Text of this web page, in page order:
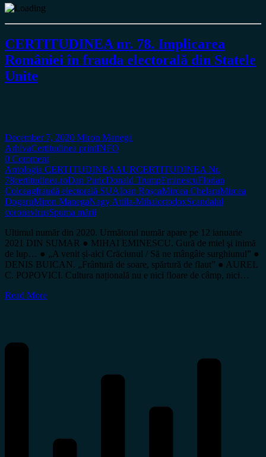
CERTITUDINEA nr. 78. Implicarea
României în frauda electorală din Statele
Unite
December 7, 2020 Miron Manega
ArhivaCertitudinea printINFO
0 Comment
Antologia CERTITUDINEAAURCERTITUDINEA Nr.
78certitudinea.roDan PuricDonald TrumpEminescuFlorian
Colceagfraudă electorală SUAIoan RoșcaMircea ChelaruMircea
DogaruMiron ManegaNagy Attila-MihaiortodoxScandalul
coronavirusSpuma mării
Ultimul număr din 2020. Următorul număr apare pe 12 ianuarie
2021 DIN SUMAR ● MIHAI EMINESCU. Gură de miel şi inimă
de lup… ● „A venit și-aici Crăciunul / Să ne mângâie surghiunul” ●
DENIS BUICAN. „Frântură de soare, spărtură de flaut” ● AUREL
C. POPOVICI. Cultura națională nu e nici floare de câmp, nici…
Read More